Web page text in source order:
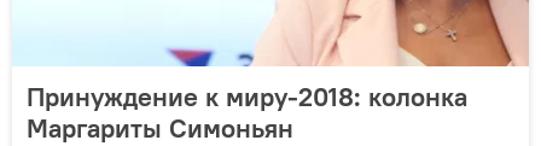
Принуждение к миру-2018: колонка
Маргариты Симоньян